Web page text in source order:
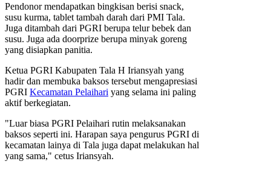
Pendonor mendapatkan bingkisan berisi snack,
susu kurma, tablet tambah darah dari PMI Tala.
Juga ditambah dari PGRI berupa telur bebek dan
susu. Juga ada doorprize berupa minyak goreng
yang disiapkan panitia.
Ketua PGRI Kabupaten Tala H Iriansyah yang
hadir dan membuka baksos tersebut mengapresiasi
PGRI Kecamatan Pelaihari yang selama ini paling
aktif berkegiatan.
"Luar biasa PGRI Pelaihari rutin melaksanakan
baksos seperti ini. Harapan saya pengurus PGRI di
kecamatan lainya di Tala juga dapat melakukan hal
yang sama," cetus Iriansyah.